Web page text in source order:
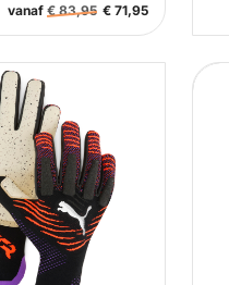
vanaf €83,95 € 71,95